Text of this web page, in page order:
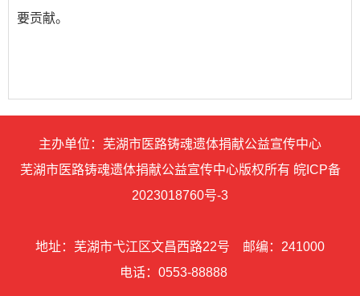
要贡献。
主办单位：芜湖市医路铸魂遗体捐献公益宣传中心
芜湖市医路铸魂遗体捐献公益宣传中心版权所有 皖ICP备
2023018760号-3
地址：芜湖市弋江区文昌西路22号
邮编：241000
电话：0553-88888